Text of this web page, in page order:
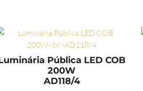
Pública LED COB
200W
AD118/4